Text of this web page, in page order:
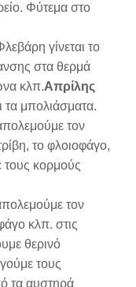
Φύτεμα στο
γίνεται το
στα θερμά
κλπ.Απρίλης
τα μπολιάσματα.
τον
το φλοιοφάγο,
κορμούς
τον
κλπ. στις
θερινό
τους
τα αυστηρά